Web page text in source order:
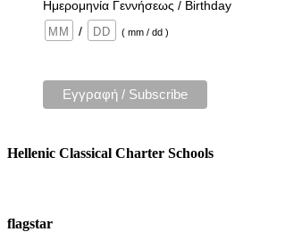
Ημερομηνία Γεννήσεως / Birthday
/
( mm / dd )
Hellenic Classical Charter Schools
flagstar